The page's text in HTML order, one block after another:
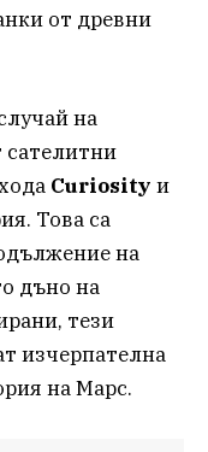
от древни
на
сателитни
Curiosity и
Това са
на
дъно на
тези
изчерпателна
на Марс.